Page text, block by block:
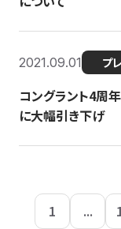
2021.09.01 プ
コングラント4周
に大幅引き下げ
1 ...